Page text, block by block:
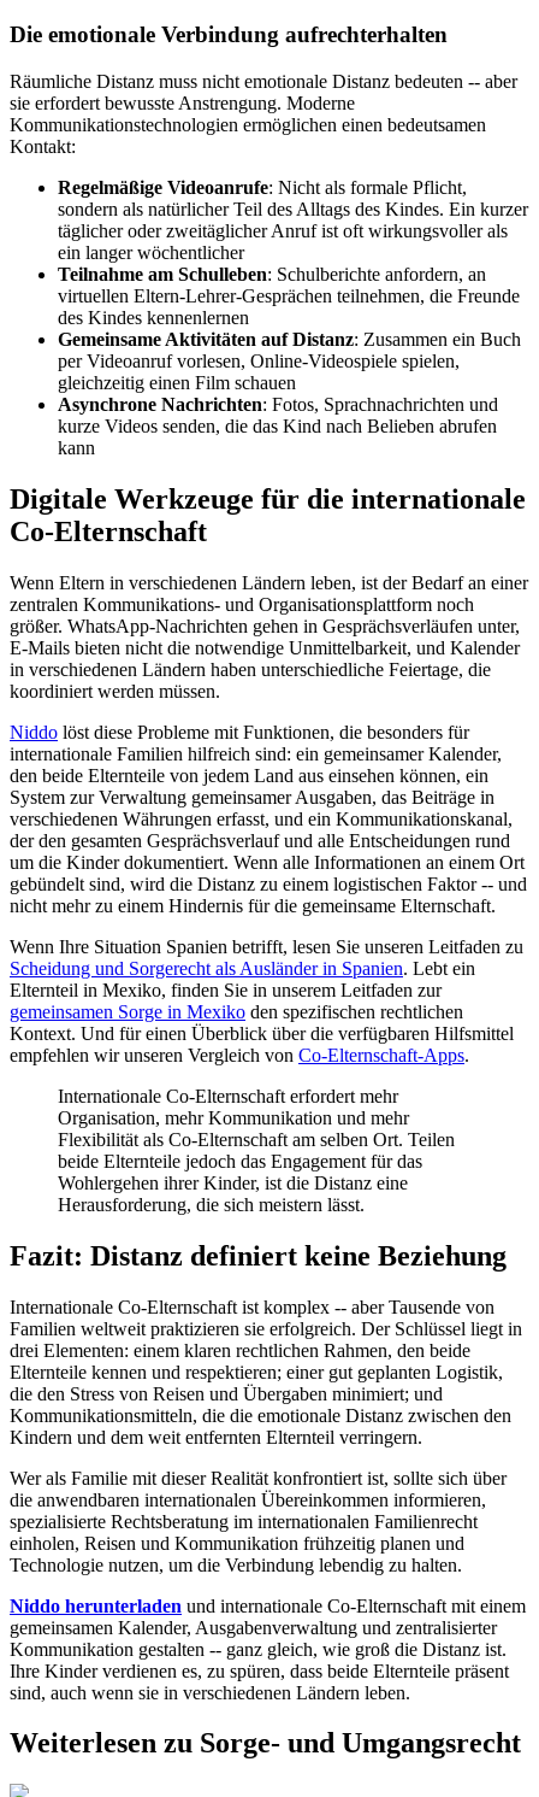
Die emotionale Verbindung aufrechterhalten
Räumliche Distanz muss nicht emotionale Distanz bedeuten -- aber
sie erfordert bewusste Anstrengung. Moderne
Kommunikationstechnologien ermöglichen einen bedeutsamen
Kontakt:
Regelmäßige Videoanrufe: Nicht als formale Pflicht,
sondern als natürlicher Teil des Alltags des Kindes. Ein kurzer
täglicher oder zweitäglicher Anruf ist oft wirkungsvoller als
ein langer wöchentlicher
Teilnahme am Schulleben: Schulberichte anfordern, an
virtuellen Eltern-Lehrer-Gesprächen teilnehmen, die Freunde
des Kindes kennenlernen
Gemeinsame Aktivitäten auf Distanz: Zusammen ein Buch
per Videoanruf vorlesen, Online-Videospiele spielen,
gleichzeitig einen Film schauen
Asynchrone Nachrichten: Fotos, Sprachnachrichten und
kurze Videos senden, die das Kind nach Belieben abrufen
kann
Digitale Werkzeuge für die internationale
Co-Elternschaft
Wenn Eltern in verschiedenen Ländern leben, ist der Bedarf an einer
zentralen Kommunikations- und Organisationsplattform noch
größer. WhatsApp-Nachrichten gehen in Gesprächsverläufen unter,
E-Mails bieten nicht die notwendige Unmittelbarkeit, und Kalender
in verschiedenen Ländern haben unterschiedliche Feiertage, die
koordiniert werden müssen.
Niddo löst diese Probleme mit Funktionen, die besonders für
internationale Familien hilfreich sind: ein gemeinsamer Kalender,
den beide Elternteile von jedem Land aus einsehen können, ein
System zur Verwaltung gemeinsamer Ausgaben, das Beiträge in
verschiedenen Währungen erfasst, und ein Kommunikationskanal,
der den gesamten Gesprächsverlauf und alle Entscheidungen rund
um die Kinder dokumentiert. Wenn alle Informationen an einem Ort
gebündelt sind, wird die Distanz zu einem logistischen Faktor -- und
nicht mehr zu einem Hindernis für die gemeinsame Elternschaft.
Wenn Ihre Situation Spanien betrifft, lesen Sie unseren Leitfaden zu
Scheidung und Sorgerecht als Ausländer in Spanien. Lebt ein
Elternteil in Mexiko, finden Sie in unserem Leitfaden zur
gemeinsamen Sorge in Mexiko den spezifischen rechtlichen
Kontext. Und für einen Überblick über die verfügbaren Hilfsmittel
empfehlen wir unseren Vergleich von Co-Elternschaft-Apps.
Internationale Co-Elternschaft erfordert mehr
Organisation, mehr Kommunikation und mehr
Flexibilität als Co-Elternschaft am selben Ort. Teilen
beide Elternteile jedoch das Engagement für das
Wohlergehen ihrer Kinder, ist die Distanz eine
Herausforderung, die sich meistern lässt.
Fazit: Distanz definiert keine Beziehung
Internationale Co-Elternschaft ist komplex -- aber Tausende von
Familien weltweit praktizieren sie erfolgreich. Der Schlüssel liegt in
drei Elementen: einem klaren rechtlichen Rahmen, den beide
Elternteile kennen und respektieren; einer gut geplanten Logistik,
die den Stress von Reisen und Übergaben minimiert; und
Kommunikationsmitteln, die die emotionale Distanz zwischen den
Kindern und dem weit entfernten Elternteil verringern.
Wer als Familie mit dieser Realität konfrontiert ist, sollte sich über
die anwendbaren internationalen Übereinkommen informieren,
spezialisierte Rechtsberatung im internationalen Familienrecht
einholen, Reisen und Kommunikation frühzeitig planen und
Technologie nutzen, um die Verbindung lebendig zu halten.
Niddo herunterladen und internationale Co-Elternschaft mit einem
gemeinsamen Kalender, Ausgabenverwaltung und zentralisierter
Kommunikation gestalten -- ganz gleich, wie groß die Distanz ist.
Ihre Kinder verdienen es, zu spüren, dass beide Elternteile präsent
sind, auch wenn sie in verschiedenen Ländern leben.
Weiterlesen zu Sorge- und Umgangsrecht